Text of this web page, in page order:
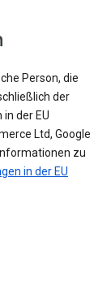
Person, die
der
der EU
Ltd, Google
zu
in der EU